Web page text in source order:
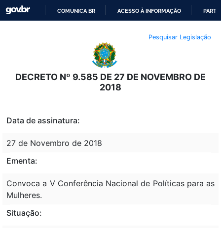
O
CONTEÚDO
COMUNICA BR ACESSO À INFORMAÇÃO
Pesquisar Legislação
DECRETO Nº 9.585 DE 27 DE NOVEMBRO DE
2018
Data de assinatura:
27 de Novembro de 2018
Ementa:
Convoca a V Conferência Nacional de Políticas para as
Mulheres.
Situação: